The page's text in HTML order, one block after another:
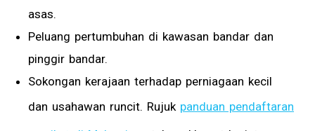
asas.
Peluang pertumbuhan di kawasan bandar dan
pinggir bandar.
Sokongan kerajaan terhadap perniagaan kecil
dan usahawan runcit. Rujuk panduan pendaftaran